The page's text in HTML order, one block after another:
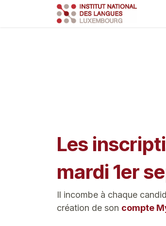
Se rendre au contenu
Les
mardi 1er
Il incombe à chaque
création de son compte